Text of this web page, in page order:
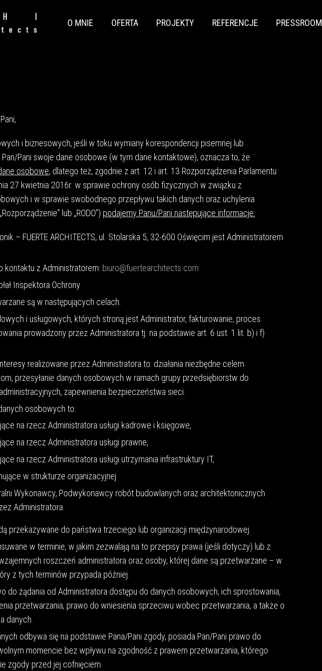
O MNIE OFERTA PROJEKTY REFERENCJE PRESSROOM
i biznesowych, jeśli w toku wymiany korespondencji pisemnej lub
Pani swoje dane osobowe (w tym dane kontaktowe), oznacza to, że
osobowe, dlatego też, zgodnie z art. 12 i art. 13 Rozporządzenia Parlamentu
27 kwietnia 2016r. w sprawie ochrony osób fizycznych w związku z
i w sprawie swobodnego przepływu takich danych oraz uchylenia
lub „RODO”) podajemy Panu/Pani następujące informacje:
– FUERTE ARCHITECTS, ul. Stolarska 5, 32-600 Oświęcim jest Administratorem
kontaktu z Administratorem: biuro@fuertearchitects.com
Inspektora Ochrony
są w następujących celach:
i usługowych, których stroną jest Administrator, fakturowanie, proces
prowadzony przez Administratora tj. na podstawie art. 6 ust. 1 lit. b) i f)
realizowane przez Administratora to: działania niezbędne celem
przesyłanie danych osobowych w ramach grupy przedsiębiorstw do
zapewnienia bezpieczeństwa sieci.
osobowych to:
na rzecz Administratora usługi kadrowe i księgowe,
na rzecz Administratora usługi prawne,
na rzecz Administratora usługi utrzymania infrastruktury IT,
w strukturze organizacyjnej
Wykonawcy, Podwykonawcy robót budowlanych oraz architektonicznych
Administratora.
przekazywane do państwa trzeciego lub organizacji międzynarodowej.
w terminie, w jakim zezwalają na to przepisy prawa (jeśli dotyczy) lub z
roszczeń administratora oraz osoby, której dane są przetwarzane – w
z tych terminów przypada później.
do żądania od Administratora dostępu do danych osobowych, ich sprostowania,
przetwarzania, prawo do wniesienia sprzeciwu wobec przetwarzania, a także o
danych.
odbywa się na podstawie Pana/Pani zgody, posiada Pan/Pani prawo do
momencie bez wpływu na zgodność z prawem przetwarzania, którego
zgody przed jej cofnięciem.